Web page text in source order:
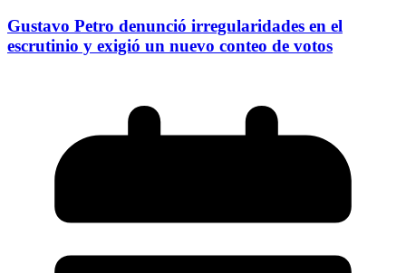
Gustavo Petro denunció irregularidades en el
escrutinio y exigió un nuevo conteo de votos